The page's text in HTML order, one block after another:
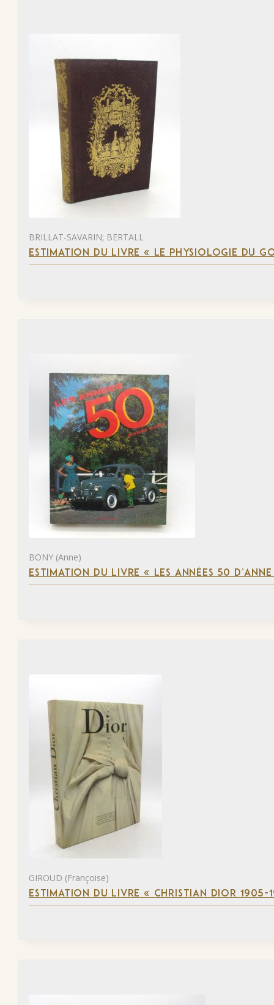
BRILLAT-SAVARIN; BERTALL
ESTIMATION DU LIVRE « LE PHYSIOLOGIE DU
BONY (Anne)
ESTIMATION DU LIVRE « LES ANNÉES 50
GIROUD (Françoise)
ESTIMATION DU LIVRE « CHRISTIAN DIOR 1905-